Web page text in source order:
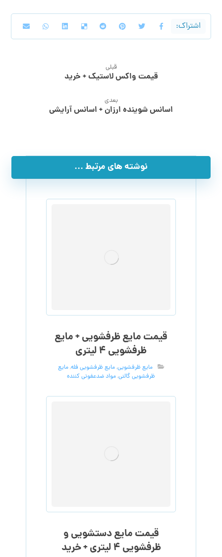
قبلی
قیمت واکس لاستیک + خرید
بعدی
اسانس شوینده ارزان + اسانس آرایشی
نوشته های مرتبط ...
قیمت مایع ظرفشویی + مایع
ظرفشویی ۴ لیتری
مایع ظرفشویی,مایع ظرفشویی فله,مایع
ظرفشویی گالنی,مواد ضدعفونی کننده
قیمت مایع دستشویی و
ظرفشویی ۴ لیتری + خرید